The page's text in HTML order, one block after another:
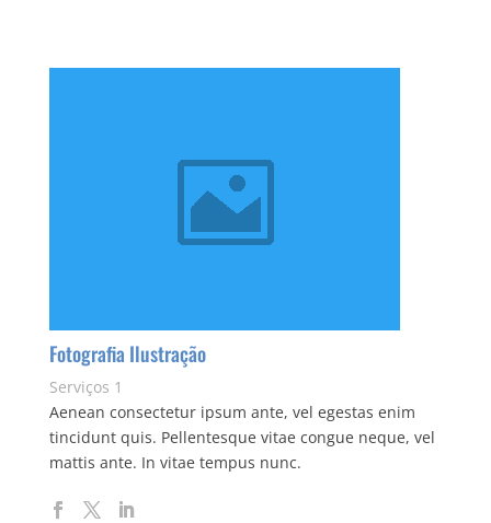
Fotografia Ilustração
Serviços 1
Aenean consectetur ipsum ante, vel egestas enim
tincidunt quis. Pellentesque vitae congue neque, vel
mattis ante. In vitae tempus nunc.